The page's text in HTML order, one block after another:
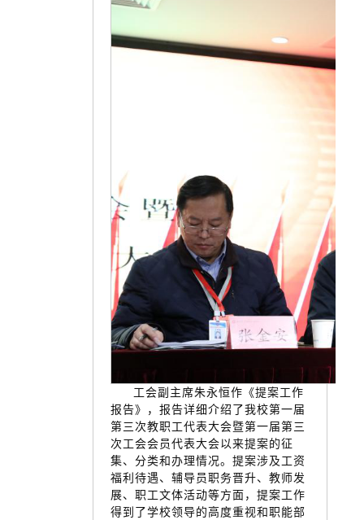
工会副主席朱永恒作《提案工作
报告》，报告详细介绍了我校第一届
第三次教职工代表大会暨第一届第三
次工会会员代表大会以来提案的征
集、分类和办理情况。提案涉及工资
福利待遇、辅导员职务晋升、教师发
展、职工文体活动等方面，提案工作
得到了学校领导的高度重视和职能部